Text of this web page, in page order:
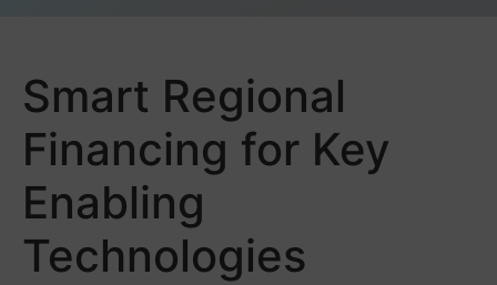
Smart Regional
Financing for Key
Enabling
Technologies